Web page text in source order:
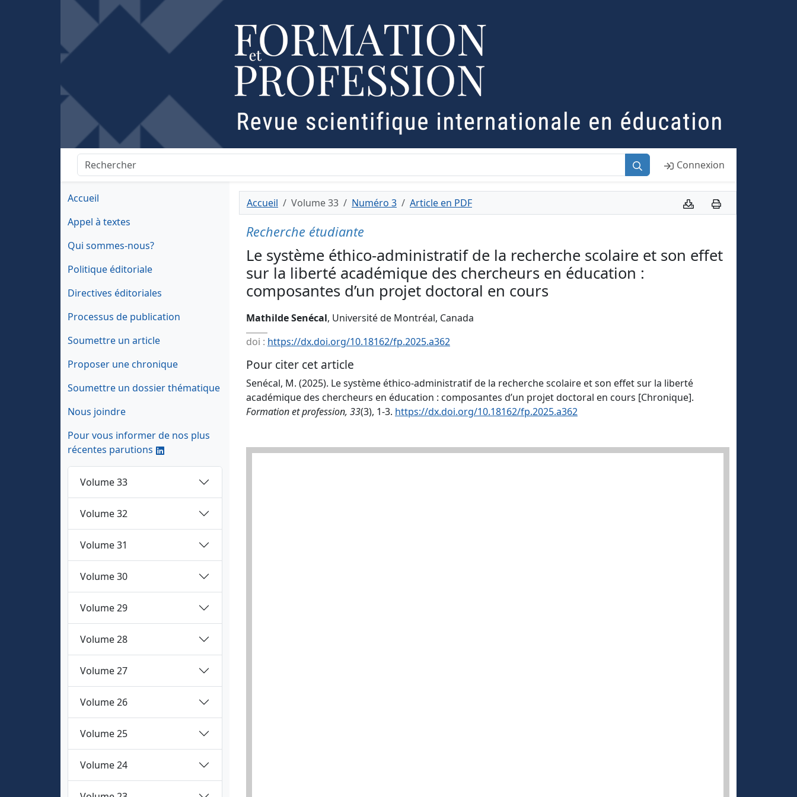
Connexion
Accueil
Appel à textes
Qui sommes-nous?
Politique éditoriale
Directives éditoriales
Processus de publication
Soumettre un article
Proposer une chronique
Soumettre un dossier thématique
Nous joindre
Pour vous informer de nos plus
récentes parutions
Volume 33
Volume 32
Volume 31
Volume 30
Volume 29
Volume 28
Volume 27
Volume 26
Volume 25
Volume 24
Accueil Volume 33 Numéro 3 Article en PDF
Recherche étudiante
Le système éthico-administratif de la recherche scolaire et son effet
sur la liberté académique des chercheurs en éducation :
composantes d’un projet doctoral en cours
Mathilde Senécal, Université de Montréal, Canada
doi : https://dx.doi.org/10.18162/fp.2025.a362
Pour citer cet article
Senécal, M. (2025). Le système éthico-administratif de la recherche scolaire et son effet sur la liberté
académique des chercheurs en éducation : composantes d’un projet doctoral en cours [Chronique].
Formation et profession, 33(3), 1-3. https://dx.doi.org/10.18162/fp.2025.a362